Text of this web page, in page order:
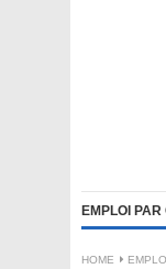
EMPLOI
HOME